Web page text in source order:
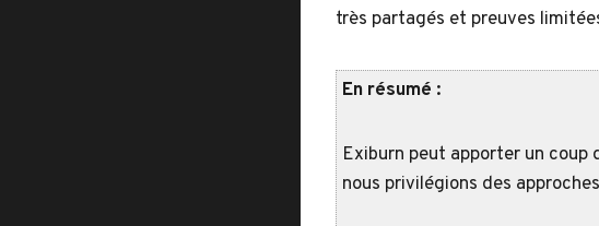
très partagés et preuves
En résumé :
Exiburn peut apporter un coup
nous privilégions des